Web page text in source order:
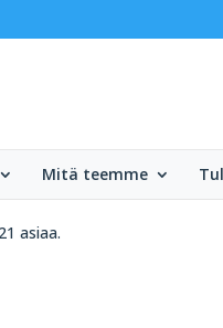
Mitä teemme
asiaa.